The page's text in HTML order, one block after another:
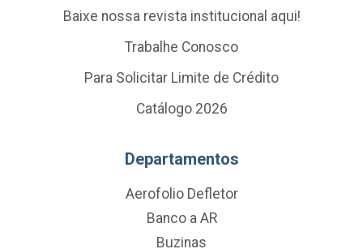
Baixe nossa revista institucional aqui!
Trabalhe Conosco
Para Solicitar Limite de Crédito
Catálogo 2026
Departamentos
Aerofolio Defletor
Banco a AR
Buzinas